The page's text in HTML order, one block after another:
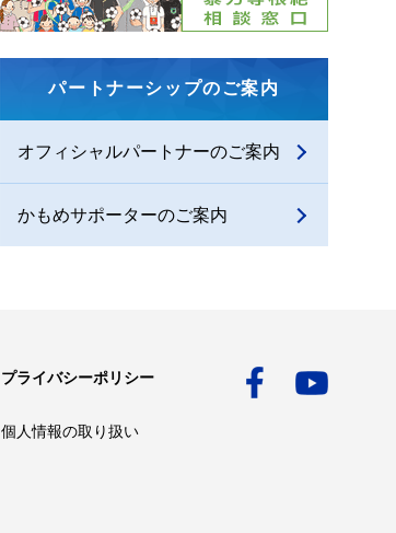
パートナーシップのご案内
オフィシャルパートナーのご案内
かもめサポーターのご案内
プライバシーポリシー
個人情報の取り扱い